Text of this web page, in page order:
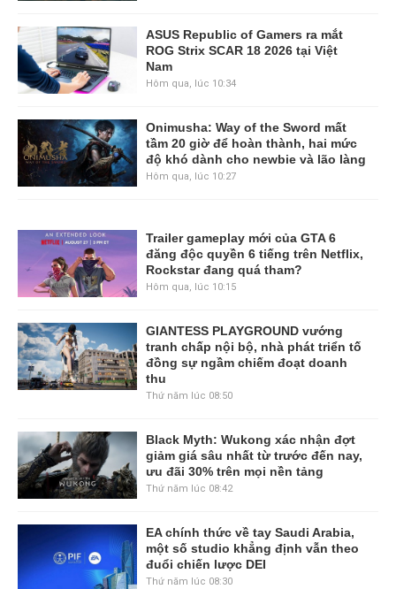
ASUS Republic of Gamers ra mắt
ROG Strix SCAR 18 2026 tại Việt
Nam
Hôm qua, lúc 10:34
Onimusha: Way of the Sword mất
tầm 20 giờ để hoàn thành, hai mức
độ khó dành cho newbie và lão làng
Hôm qua, lúc 10:27
Trailer gameplay mới của GTA 6
đăng độc quyền 6 tiếng trên Netflix,
Rockstar đang quá tham?
Hôm qua, lúc 10:15
GIANTESS PLAYGROUND vướng
tranh chấp nội bộ, nhà phát triển tố
đồng sự ngầm chiếm đoạt doanh
thu
Thứ năm lúc 08:50
Black Myth: Wukong xác nhận đợt
giảm giá sâu nhất từ trước đến nay,
ưu đãi 30% trên mọi nền tảng
Thứ năm lúc 08:42
EA chính thức về tay Saudi Arabia,
một số studio khẳng định vẫn theo
đuổi chiến lược DEI
Thứ năm lúc 08:30